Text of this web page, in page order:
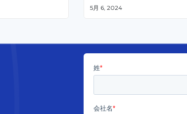
り入れる傾向にあります。し
、そのようなリスクがどのよ
なもので、どのように回避
5月 6, 2024